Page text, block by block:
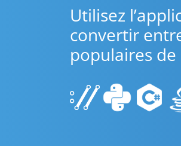
Utilisez
convertir
populaires